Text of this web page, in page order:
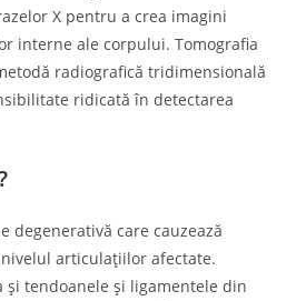
X pentru a crea imagini
interne ale corpului. Tomografia
radiografică tridimensională
ridicată în detectarea
degenerativă care cauzează
articulațiilor afectate.
și tendoanele și ligamentele din